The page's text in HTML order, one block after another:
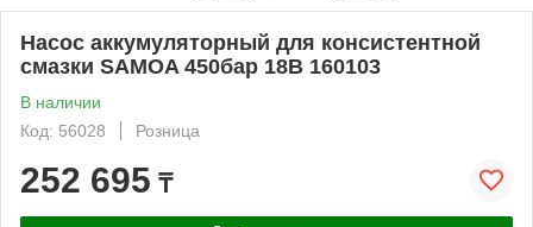
Насос аккумуляторный для консистентной
смазки SAMOA 450бар 18В 160103
В наличии
Код: 56028
Розница
252 695 ₸